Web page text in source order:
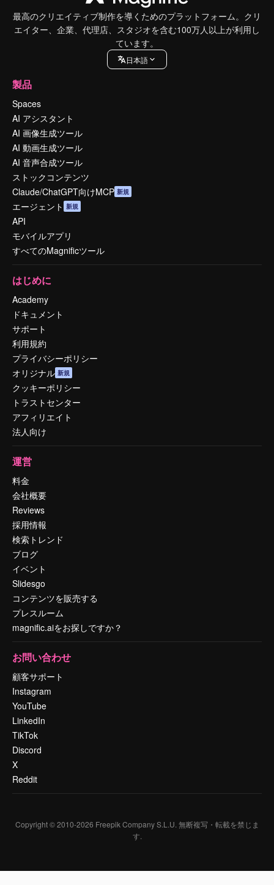
最高のクリエイティブ制作を導くためのプラットフォーム。クリ
エイター、企業、代理店、スタジオを含む100万人以上が利用し
ています。
日本語
製品
Spaces
AI アシスタント
AI 画像生成ツール
AI 動画生成ツール
AI 音声合成ツール
ストックコンテンツ
Claude/ChatGPT向けMCP 新規
エージェント 新規
API
モバイルアプリ
すべてのMagnificツール
はじめに
Academy
ドキュメント
サポート
利用規約
プライバシーポリシー
オリジナル 新規
クッキーポリシー
トラストセンター
アフィリエイト
法人向け
運営
料金
会社概要
Reviews
採用情報
検索トレンド
ブログ
イベント
Slidesgo
コンテンツを販売する
プレスルーム
magnific.aiをお探しですか？
お問い合わせ
顧客サポート
Instagram
YouTube
LinkedIn
TikTok
Discord
X
Reddit
Copyright © 2010-2026 Freepik Company S.L.U. 無断複写・転載を禁じま
す.